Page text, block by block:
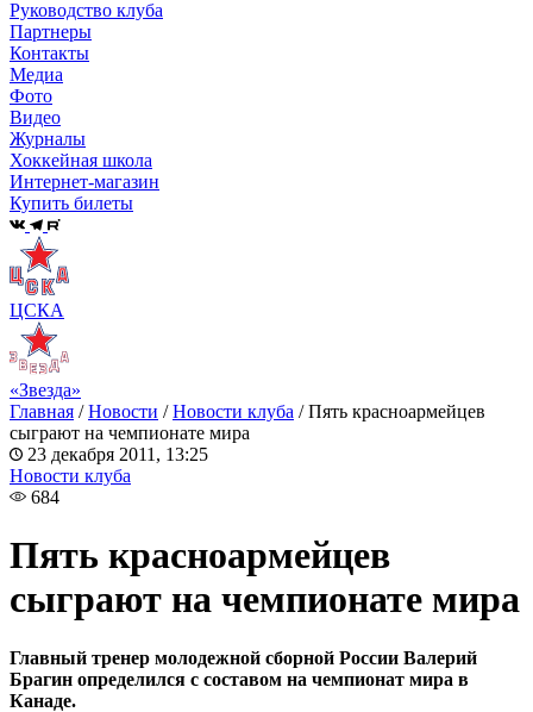
Руководство клуба
Партнеры
Контакты
Медиа
Фото
Видео
Журналы
Хоккейная школа
Интернет-магазин
Купить билеты
ЦСКА
«Звезда»
Главная /Новости /Новости клуба /Пять красноармейцев
сыграют на чемпионате мира
23 декабря 2011, 13:25
Новости клуба
684
Пять красноармейцев
сыграют на чемпионате мира
Главный тренер молодежной сборной России Валерий
Брагин определился с составом на чемпионат мира в
Канаде.